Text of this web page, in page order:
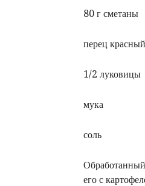
80 г сметаны
перец
1/2 луковицы
мука
соль
его с